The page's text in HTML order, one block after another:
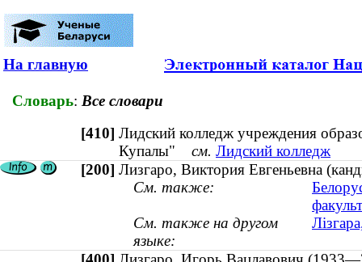
На главную
Словарь: Все словари
[410] Лидский колледж учреждения
Купалы" см. Лидский колледж
[200] Лизгаро, Виктория Евгеньевна
См. также:
См. также на другом
языке: